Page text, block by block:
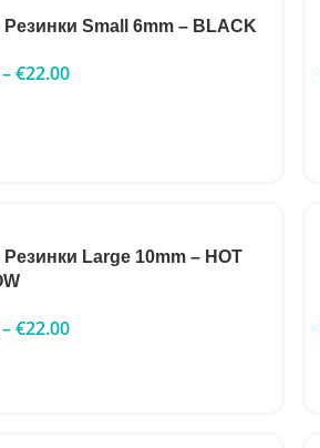
Резинки Small 6mm – BLACK
–€22.00
Резинки Large 10mm – HOT
–€22.00